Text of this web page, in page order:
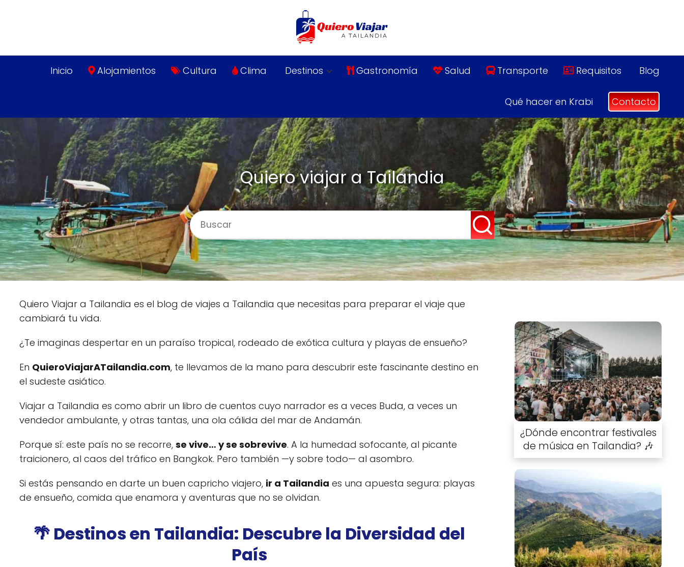
Inicio Alojamientos Cultura Clima Destinos Gastronomía Salud Transporte Requisitos Blog
Qué hacer en Krabi Contacto
Quiero viajar a Tailandia
Quiero Viajar a Tailandia es el blog de viajes a Tailandia que necesitas para preparar el viaje que
cambiará tu vida.
¿Te imaginas despertar en un paraíso tropical, rodeado de exótica cultura y playas de ensueño?
En QuieroViajarATailandia.com, te llevamos de la mano para descubrir este fascinante destino en
el sudeste asiático.
Viajar a Tailandia es como abrir un libro de cuentos cuyo narrador es a veces Buda, a veces un
vendedor ambulante, y otras tantas, una ola cálida del mar de Andamán.
Porque sí: este país no se recorre, se vive… y se sobrevive. A la humedad sofocante, al picante
traicionero, al caos del tráfico en Bangkok. Pero también —y sobre todo— al asombro.
Si estás pensando en darte un buen capricho viajero, ir a Tailandia es una apuesta segura: playas
de ensueño, comida que enamora y aventuras que no se olvidan.
🌴 Destinos en Tailandia: Descubre la Diversidad del
País
¿Dónde encontrar festivales
de música en Tailandia? 🎶